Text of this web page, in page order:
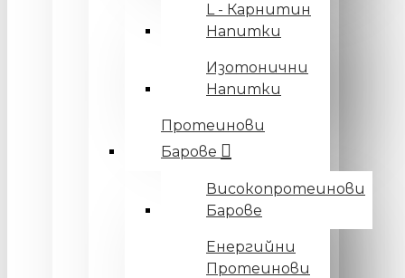
L - Карнитин
Напитки
Изотонични
Напитки
Протеинови
Барове
Високопротеинови
Барове
Енергийни
Протеинови